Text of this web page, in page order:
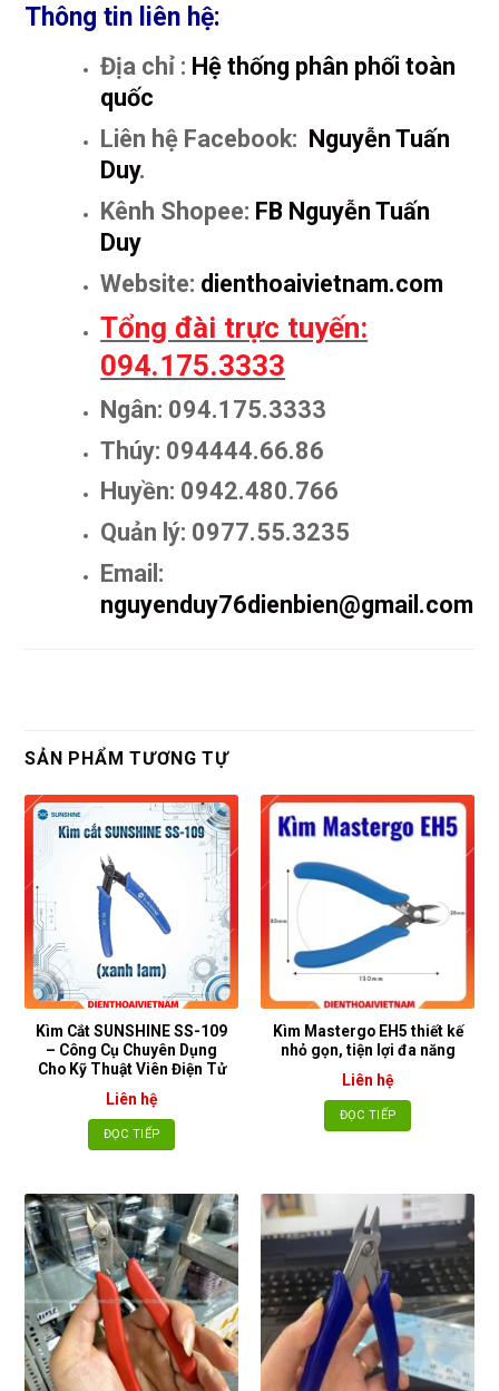
Thông tin liên hệ:
Địa chỉ : Hệ thống phân phối toàn
quốc
Liên hệ Facebook: Nguyễn Tuấn
Duy.
Kênh Shopee: FB Nguyễn Tuấn
Duy
Website: dienthoaivietnam.com
Tổng đài trực tuyến:
094.175.3333
Ngân: 094.175.3333
Thúy: 094444.66.86
Huyền: 0942.480.766
Quản lý: 0977.55.3235
Email:
nguyenduy76dienbien@gmail.com
SẢN PHẨM TƯƠNG TỰ
Kìm Cắt SUNSHINE SS-109
– Công Cụ Chuyên Dụng
Cho Kỹ Thuật Viên Điện Tử
Liên hệ
ĐỌC TIẾP
Kìm Mastergo EH5 thiết kế
nhỏ gọn, tiện lợi đa năng
Liên hệ
ĐỌC TIẾP